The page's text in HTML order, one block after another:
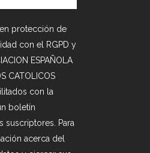
protección de
con el RGPD y
ESPAÑOLA
CATOLICOS
con la
boletín
suscriptores. Para
acerca del